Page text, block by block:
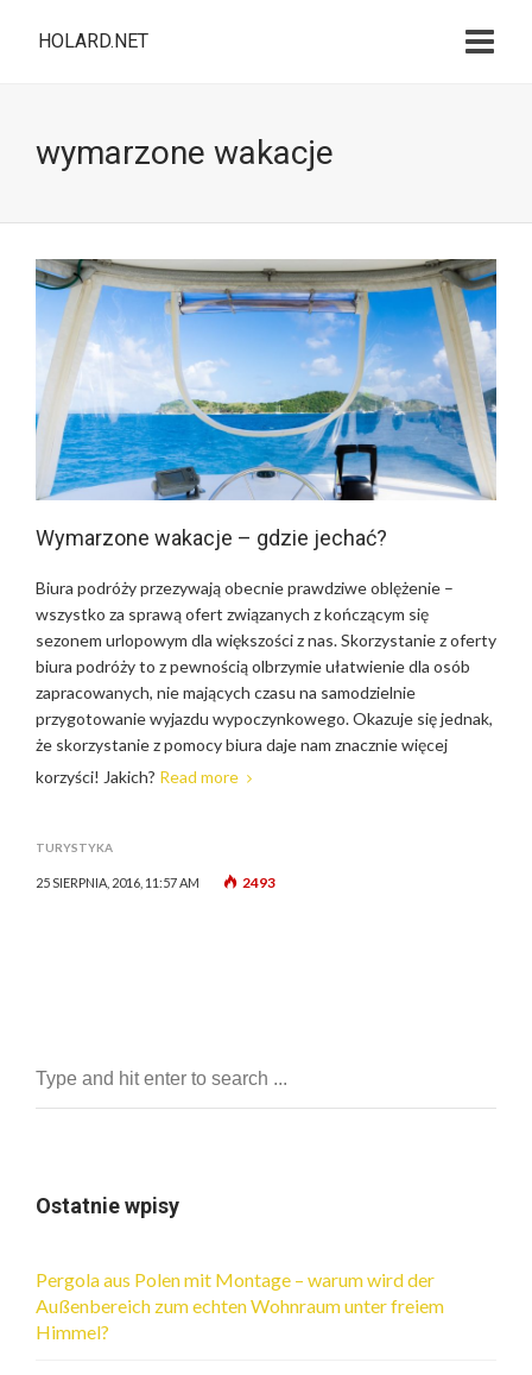
HOLARD.NET
wymarzone wakacje
Wymarzone wakacje – gdzie jechać?
Biura podróży przezywają obecnie prawdziwe oblężenie –
wszystko za sprawą ofert związanych z kończącym się
sezonem urlopowym dla większości z nas. Skorzystanie z oferty
biura podróży to z pewnością olbrzymie ułatwienie dla osób
zapracowanych, nie mających czasu na samodzielnie
przygotowanie wyjazdu wypoczynkowego. Okazuje się jednak,
że skorzystanie z pomocy biura daje nam znacznie więcej
korzyści! Jakich? Read more
TURYSTYKA
25 SIERPNIA, 2016, 11:57 AM 2493
Ostatnie wpisy
Pergola aus Polen mit Montage – warum wird der
Außenbereich zum echten Wohnraum unter freiem
Himmel?